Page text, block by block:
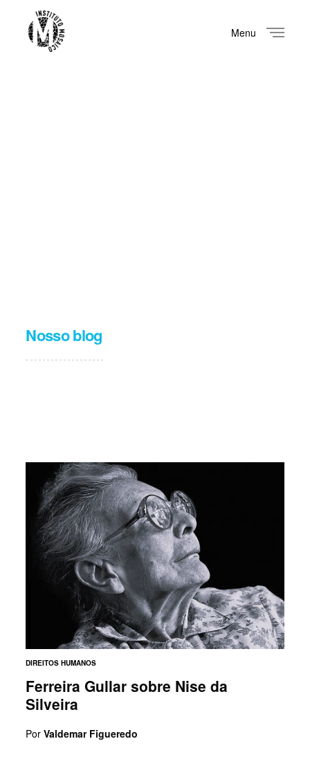
Menu
Nosso blog
DIREITOS HUMANOS
Ferreira Gullar sobre Nise da
Silveira
PorValdemar Figueredo